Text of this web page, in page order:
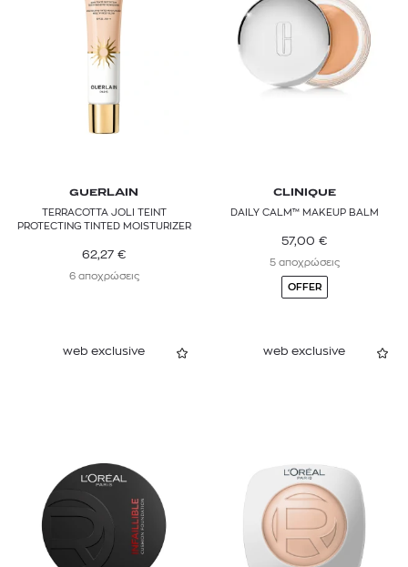
GUERLAIN
TERRACOTTA JOLI TEINT
PROTECTING TINTED MOISTURIZER
62,27 €
6 αποχρώσεις
CLINIQUE
DAILY CALM™ MAKEUP BALM
57,00 €
5 αποχρώσεις
OFFER
web exclusive web exclusive